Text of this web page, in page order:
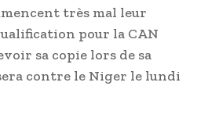
très mal leur
pour la CAN
sa copie lors de sa
contre le Niger le lundi